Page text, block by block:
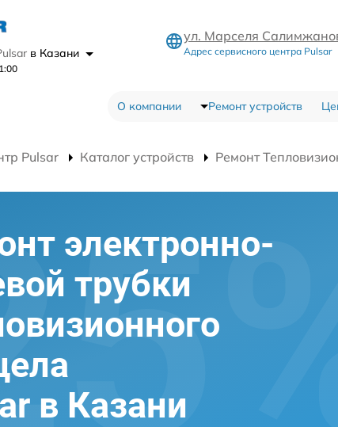
в Казани
ул. Марселя
Адрес сервисного центра Pulsar
О компании Ремонт устройств
Pulsar Каталог устройств Ремонт
электронно-
трубки
в Казани